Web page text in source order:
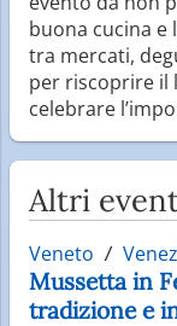
buona cucina e
tra mercati,
per riscoprire il
celebrare
Altri
Veneto
Mussetta in
tradizione e